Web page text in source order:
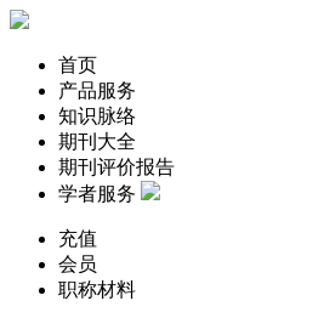
首页
产品服务
知识脉络
期刊大全
期刊评价报告
学者服务
充值
会员
职称材料